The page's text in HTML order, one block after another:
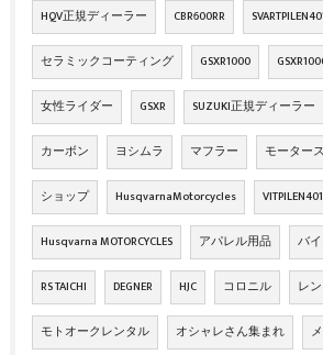
HQV正規ディーラー CBR600RR
セラミックコーティング GSXR1000
女性ライダー GSXR SUZUKI正規ディーラー
カーボン ヨシムラ マフラー モータース
ショップ HusqvarnaMotorcycles VITPILEN401
Husqvarna MOTORCYCLES アパレル用品 バ
RS TAICHI DEGNER HJC コロニル レ
モトオークレンタル オシャレさん集まれ